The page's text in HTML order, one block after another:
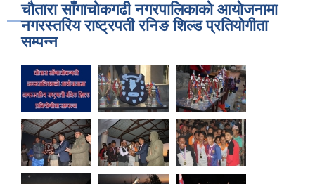
चौतारा साँगाचोकगढी नगरपालिकाको आयोजनामा
नगरस्तरिय राष्ट्रपती रनिङ शिल्ड प्रतियोगीता
सम्पन्न